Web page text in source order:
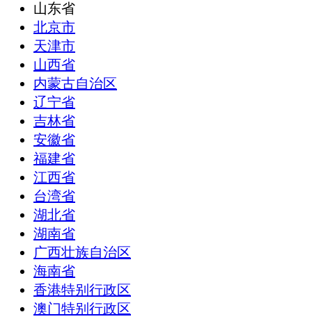
山东省
北京市
天津市
山西省
内蒙古自治区
辽宁省
吉林省
安徽省
福建省
江西省
台湾省
湖北省
湖南省
广西壮族自治区
海南省
香港特别行政区
澳门特别行政区